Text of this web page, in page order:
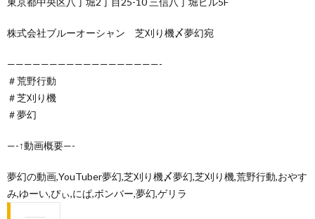
株式会社ブルーオーシャン 芝刈り機〆夢幻宛
——————————————————-
＃荒野行動
＃芝刈り機
＃夢幻
—-↑動画概要—-
夢幻の動画,YouTuber夢幻,芝刈り機〆夢幻,芝刈り機,荒野行動,おやす
み,ゆーい,ぴぃ,にぱ,ボンバー,夢幻,ゲリラ